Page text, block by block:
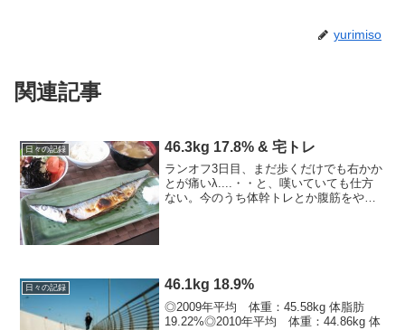
yurimiso
関連記事
日々の記録 46.3kg 17.8% & 宅トレ
ランオフ3日目、まだ歩くだけでも右かか
とが痛いλ....・・と、嘆いていても仕方
ない。今のうち体幹トレとか腹筋をやっ
日々の記録 46.1kg 18.9%
◎2009年平均 体重：45.58kg 体脂肪
19.22%◎2010年平均 体重：44.86kg 体